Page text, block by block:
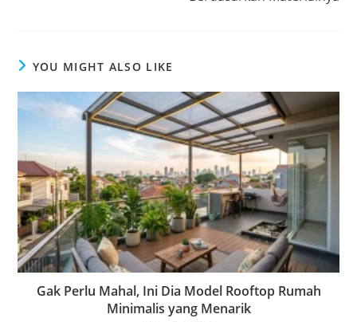
YOU MIGHT ALSO LIKE
Gak Perlu Mahal, Ini Dia Model Rooftop Rumah
Minimalis yang Menarik